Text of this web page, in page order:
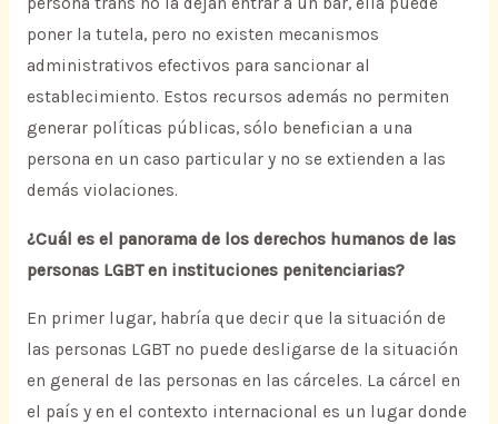
poner la tutela, pero no existen mecanismos
administrativos efectivos para sancionar al
establecimiento. Estos recursos además no permiten
generar políticas públicas, sólo benefician a una
persona en un caso particular y no se extienden a las
demás violaciones.
¿Cuál es el panorama de los derechos humanos de las
personas LGBT en instituciones penitenciarias?
En primer lugar, habría que decir que la situación de
las personas LGBT no puede desligarse de la situación
en general de las personas en las cárceles. La cárcel en
el país y en el contexto internacional es un lugar donde